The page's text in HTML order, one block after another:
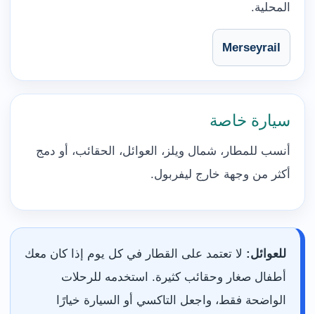
المحلية.
Merseyrail
سيارة خاصة
أنسب للمطار، شمال ويلز، العوائل، الحقائب، أو دمج
أكثر من وجهة خارج ليفربول.
للعوائل: لا تعتمد على القطار في كل يوم إذا كان معك
أطفال صغار وحقائب كثيرة. استخدمه للرحلات
الواضحة فقط، واجعل التاكسي أو السيارة خيارًا